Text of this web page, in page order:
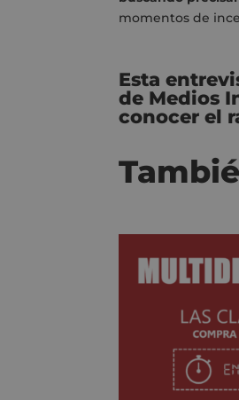
momentos de
Esta
de Medios
conocer el